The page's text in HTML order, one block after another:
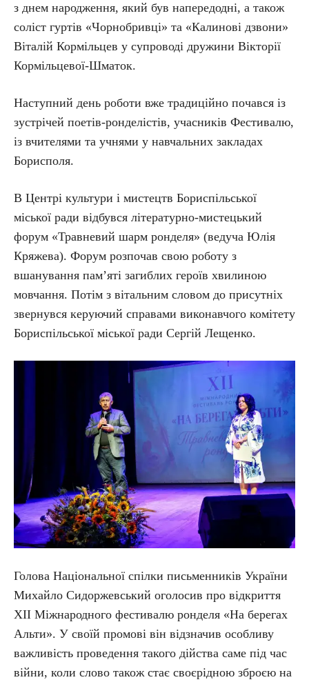
з днем народження, який був напередодні, а також
соліст гуртів «Чорнобривці» та «Калинові дзвони»
Віталій Кормільцев у супроводі дружини Вікторії
Кормільцевої-Шматок.
Наступний день роботи вже традиційно почався із
зустрічей поетів-ронделістів, учасників Фестивалю,
із вчителями та учнями у навчальних закладах
Борисполя.
В Центрі культури і мистецтв Бориспільської
міської ради відбувся літературно-мистецький
форум «Травневий шарм ронделя» (ведуча Юлія
Кряжева). Форум розпочав свою роботу з
вшанування пам’яті загиблих героїв хвилиною
мовчання. Потім з вітальним словом до присутніх
звернувся керуючий справами виконавчого комітету
Бориспільської міської ради Сергій Лещенко.
Голова Національної спілки письменників України
Михайло Сидоржевський оголосив про відкриття
ХІІ Міжнародного фестивалю ронделя «На берегах
Альти». У своїй промові він відзначив особливу
важливість проведення такого дійства саме під час
війни, коли слово також стає своєрідною зброєю на